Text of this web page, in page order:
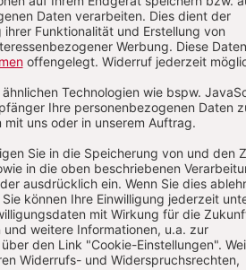
Politische Theologie